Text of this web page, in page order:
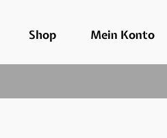
Shop Mein Konto